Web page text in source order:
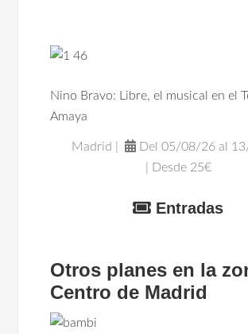
Nino Bravo: Libre, el musical en el
Amaya
Madrid |
Del 05/08/26 al
| Desde 25€
Entradas
Otros planes en la
Centro de Madrid